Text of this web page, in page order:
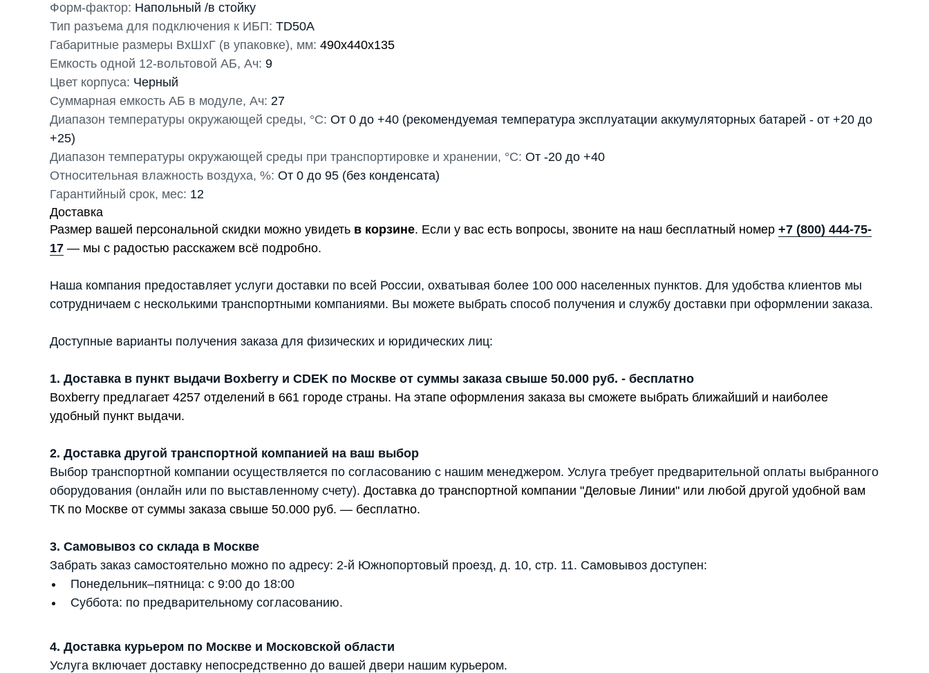
Форм-фактор: Напольный /в стойку
Тип разъема для подключения к ИБП: TD50A
Габаритные размеры ВхШхГ (в упаковке), мм: 490х440х135
Емкость одной 12-вольтовой АБ, Ач: 9
Цвет корпуса: Черный
Суммарная емкость АБ в модуле, Ач: 27
Диапазон температуры окружающей среды, °С: От 0 до +40 (рекомендуемая температура эксплуатации аккумуляторных батарей - от +20 до
+25)
Диапазон температуры окружающей среды при транспортировке и хранении, °С: От -20 до +40
Относительная влажность воздуха, %: От 0 до 95 (без конденсата)
Гарантийный срок, мес: 12
Доставка
Размер вашей персональной скидки можно увидеть в корзине. Если у вас есть вопросы, звоните на наш бесплатный номер +7 (800) 444-75-
17 — мы с радостью расскажем всё подробно.
Наша компания предоставляет услуги доставки по всей России, охватывая более 100 000 населенных пунктов. Для удобства клиентов мы
сотрудничаем с несколькими транспортными компаниями. Вы можете выбрать способ получения и службу доставки при оформлении заказа.
Доступные варианты получения заказа для физических и юридических лиц:
1. Доставка в пункт выдачи Boxberry и CDEK по Москве от суммы заказа свыше 50.000 руб. - бесплатно
Boxberry предлагает 4257 отделений в 661 городе страны. На этапе оформления заказа вы сможете выбрать ближайший и наиболее
удобный пункт выдачи.
2. Доставка другой транспортной компанией на ваш выбор
Выбор транспортной компании осуществляется по согласованию с нашим менеджером. Услуга требует предварительной оплаты выбранного
оборудования (онлайн или по выставленному счету). Доставка до транспортной компании "Деловые Линии" или любой другой удобной вам
ТК по Москве от суммы заказа свыше 50.000 руб. — бесплатно.
3. Самовывоз со склада в Москве
Забрать заказ самостоятельно можно по адресу: 2-й Южнопортовый проезд, д. 10, стр. 11. Самовывоз доступен:
Понедельник–пятница: с 9:00 до 18:00
Суббота: по предварительному согласованию.
4. Доставка курьером по Москве и Московской области
Услуга включает доставку непосредственно до вашей двери нашим курьером.